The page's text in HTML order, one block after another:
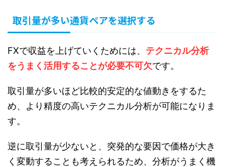
取引量が多い通貨ペアを選択する
FXで収益を上げていくためには、 テクニカル分析
をうまく活用することが必要不可欠です。
取引量が多いほど比較的安定的な値動きをするた
め、より精度の高いテクニカル分析が可能になりま
す。
逆に取引量が少ないと、突発的な要因で価格が大き
く変動することも考えられるため、分析がうまく機